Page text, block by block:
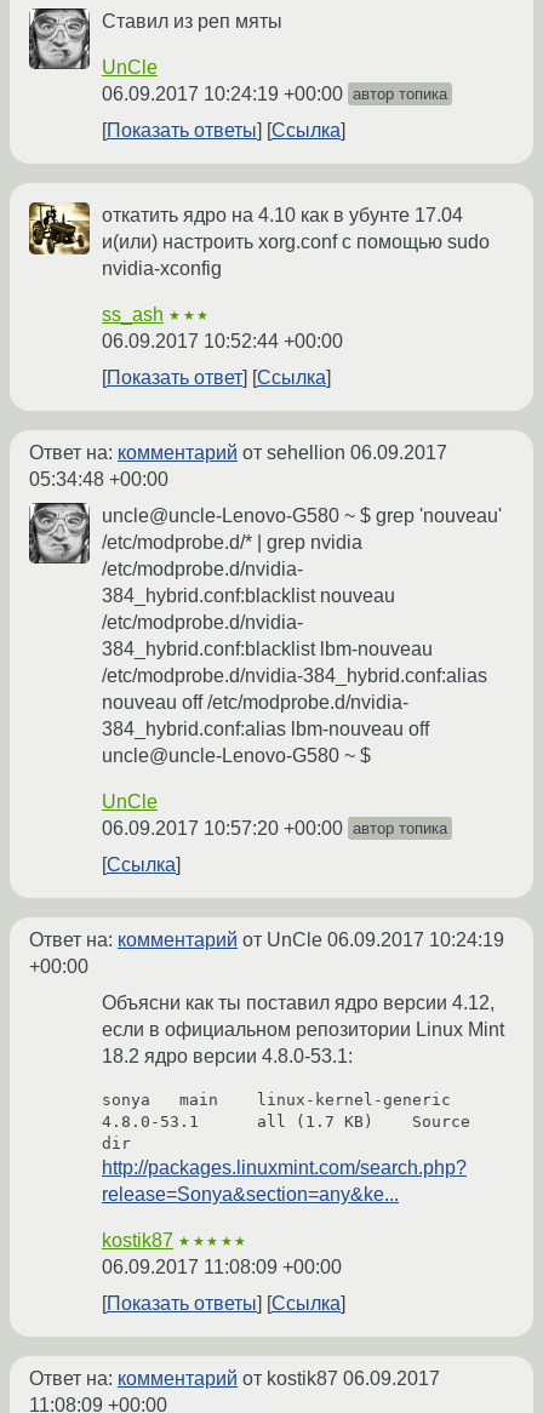
Ставил из реп мяты
UnCle
06.09.2017 10:24:19 +00:00 автор топика
Показать ответы Ссылка
откатить ядро на 4.10 как в убунте 17.04
и(или) настроить xorg.conf с помощью sudo
nvidia-xconfig
ss_ash ★★★
06.09.2017 10:52:44 +00:00
Показать ответ
Ссылка
Ответ на: комментарий от sehellion 06.09.2017
05:34:48 +00:00
uncle@uncle-Lenovo-G580 ~ $ grep 'nouveau'
/etc/modprobe.d/* | grep nvidia
/etc/modprobe.d/nvidia-
384_hybrid.conf:blacklist nouveau
/etc/modprobe.d/nvidia-
384_hybrid.conf:blacklist lbm-nouveau
/etc/modprobe.d/nvidia-384_hybrid.conf:alias
nouveau off /etc/modprobe.d/nvidia-
384_hybrid.conf:alias lbm-nouveau off
uncle@uncle-Lenovo-G580 ~ $
UnCle
06.09.2017 10:57:20 +00:00 автор топика
Ссылка
Ответ на: комментарий от UnCle 06.09.2017 10:24:19
+00:00
Объясни как ты поставил ядро версии 4.12,
если в официальном репозитории Linux Mint
18.2 ядро версии 4.8.0-53.1:
sonya	main	linux-kernel-generic
4.8.0-53.1	all (1.7 KB)	Source
http://packages.linuxmint.com/search.php?
release=Sonya&section=any&ke...
kostik87 ★★★★★
06.09.2017 11:08:09 +00:00
Показать ответы
Ссылка
Ответ на: комментарий от kostik87 06.09.2017
11:08:09 +00:00